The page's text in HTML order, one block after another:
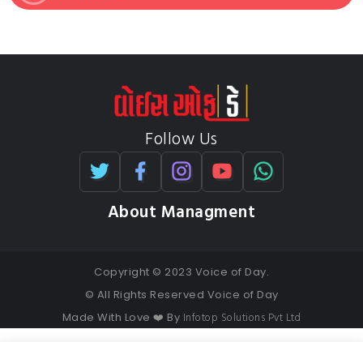
Follow Us
About Managment
Copyright © 2023 Voice of Day.
© All Rights Reserved Voice of Day
Made With Love ❤️ By Infotop Solutions Pvt Ltd